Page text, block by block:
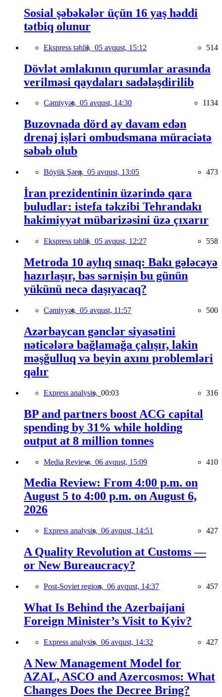
Sosial şəbəkələr üçün 16 yaş həddi
tətbiq olunur
Ekspress təhlil, 05 avqust, 15:12 514
Dövlət əmlakının qurumlar arasında
verilməsi qaydaları sadələşdirilib
Cəmiyyət, 05 avqust, 14:30 1134
Buzovnada dörd ay davam edən
drenaj işləri ombudsmana müraciətə
səbəb olub
Böyük Şərq, 05 avqust, 13:05 473
İran prezidentinin üzərində qara
buludlar: istefa təkzibi Tehrandakı
hakimiyyət mübarizəsini üzə çıxarır
Ekspress təhlil, 05 avqust, 12:27 558
Metroda 10 aylıq sınaq: Bakı gələcəyə
hazırlaşır, bəs sərnişin bu günün
yükünü necə daşıyacaq?
Cəmiyyət, 05 avqust, 11:57 500
Azərbaycan gənclər siyasətini
nəticələrə bağlamağa çalışır, lakin
məşğulluq və beyin axını problemləri
qalır
Express analysis, 00:03 316
BP and partners boost ACG capital
spending by 31% while holding
output at 8 million tonnes
Media Review, 06 avqust, 15:09 410
Media Review: From 4:00 p.m. on
August 5 to 4:00 p.m. on August 6,
2026
Express analysis, 06 avqust, 14:51 427
A Quality Revolution at Customs —
or New Bureaucracy?
Post-Soviet region, 06 avqust, 14:37 457
What Is Behind the Azerbaijani
Foreign Minister’s Visit to Kyiv?
Express analysis, 06 avqust, 14:32 427
A New Management Model for
AZAL, ASCO and Azercosmos: What
Changes Does the Decree Bring?